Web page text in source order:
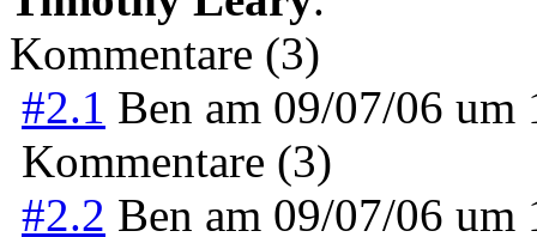
Kommentare (3)
#2.1 Ben am 09/07/06 um
Kommentare (3)
#2.2 Ben am 09/07/06 um